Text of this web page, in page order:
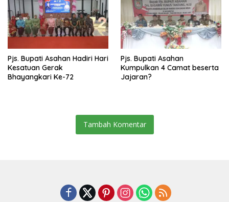
Pjs. Bupati Asahan Hadiri Hari
Kesatuan Gerak
Bhayangkari Ke-72
Pjs. Bupati Asahan
Kumpulkan 4 Camat beserta
Jajaran?
Tambah Komentar